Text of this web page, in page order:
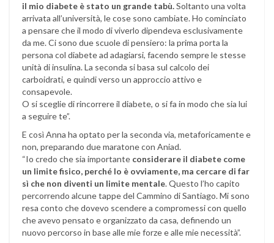
il mio diabete è stato un grande tabù.Soltanto una volta
arrivata all’università, le cose sono cambiate. Ho cominciato
a pensare che il modo di viverlo dipendeva esclusivamente
da me. Ci sono due scuole di pensiero: la prima porta la
persona col diabete ad adagiarsi, facendo sempre le stesse
unità di insulina. La seconda si basa sul calcolo dei
carboidrati, e quindi verso un approccio attivo e
consapevole.
O si sceglie di rincorrere il diabete, o si fa in modo che sia lui
a seguire te”.
E così Anna ha optato per la seconda via, metaforicamente e
non, preparando due maratone con Aniad.
“Io credo che sia importante considerare il diabete come
un limite fisico, perché lo è ovviamente, ma cercare di far
sì che non diventi un limite mentale. Questo l’ho capito
percorrendo alcune tappe del Cammino di Santiago. Mi sono
resa conto che dovevo scendere a compromessi con quello
che avevo pensato e organizzato da casa, definendo un
nuovo percorso in base alle mie forze e alle mie necessità”.